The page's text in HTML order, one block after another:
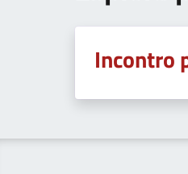
Incontro